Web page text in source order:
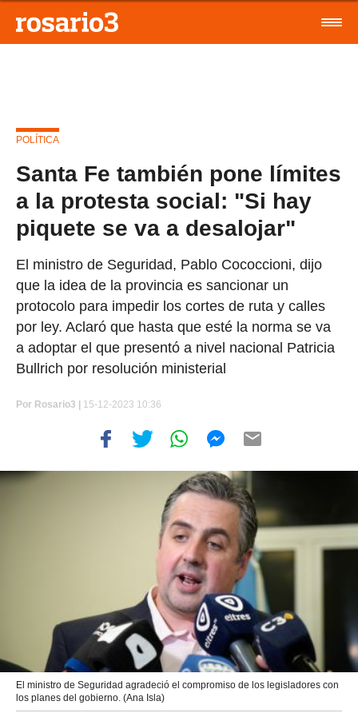
POLÍTICA
Santa Fe también pone límites
a la protesta social: "Si hay
piquete se va a desalojar"
El ministro de Seguridad, Pablo Cococcioni, dijo
que la idea de la provincia es sancionar un
protocolo para impedir los cortes de ruta y calles
por ley. Aclaró que hasta que esté la norma se va
a adoptar el que presentó a nivel nacional Patricia
Bullrich por resolución ministerial
Por Rosario3 | 15-12-2023 10:36
El ministro de Seguridad agradeció el compromiso de los legisladores con
los planes del gobierno. (Ana Isla)